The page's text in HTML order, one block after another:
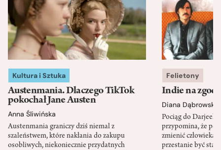
Kultura i Sztuka
Austenmania. Dlaczego TikTok
pokochał Jane Austen
Anna Śliwińska
Austenmania graniczy dziś niemal z
szaleństwem, które nakłania do zakupu
osobliwych, niekoniecznie przydatnych
Felietony
Indie na
Diana Dąbrowska
Pociąg do
przypomina, że
zmienić człowieka
przestanie być